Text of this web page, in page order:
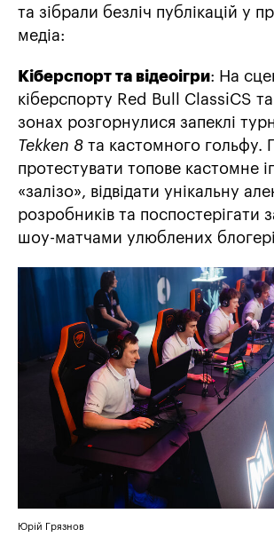
та зібрали безліч публікацій у
медіа:
Кіберспорт та відеоігри: На
кіберспорту Red Bull ClassiCS
зонах розгорнулися запеклі
Tekken 8 та кастомного гольфу.
протестувати топове кастомне
«залізо», відвідати унікальну
розробників та поспостерігати
шоу-матчами улюблених
Юрій Грязнов